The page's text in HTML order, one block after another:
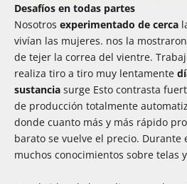
Desafíos en todas partes
Nosotros experimentado de cerca
vivían las mujeres. nos la mostraron
de tejer la correa del vientre.
realiza tiro a tiro muy lentamente
sustancia surge Esto contrasta
de producción totalmente
donde cuanto más y más rápido
barato se vuelve el precio.
muchos conocimientos sobre telas